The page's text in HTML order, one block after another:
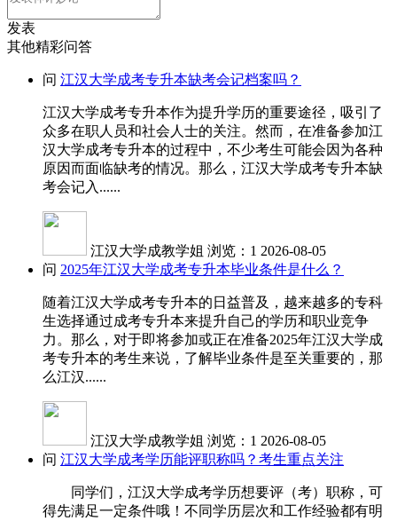
发表
其他精彩问答
问 江汉大学成考专升本缺考会记档案吗？
江汉大学成考专升本作为提升学历的重要途径，吸引了
众多在职人员和社会人士的关注。然而，在准备参加江
汉大学成考专升本的过程中，不少考生可能会因为各种
原因而面临缺考的情况。那么，江汉大学成考专升本缺
考会记入......
江汉大学成教学姐 浏览：1 2026-08-05
问 2025年江汉大学成考专升本毕业条件是什么？
随着江汉大学成考专升本的日益普及，越来越多的专科
生选择通过成考专升本来提升自己的学历和职业竞争
力。那么，对于即将参加或正在准备2025年江汉大学成
考专升本的考生来说，了解毕业条件是至关重要的，那
么江汉......
江汉大学成教学姐 浏览：1 2026-08-05
问 江汉大学成考学历能评职称吗？考生重点关注
同学们，江汉大学成考学历想要评（考）职称，可
得先满足一定条件哦！不同学历层次和工作经验都有明